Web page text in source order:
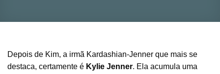
Depois de Kim, a irmã Kardashian-Jenner que mais se
destaca, certamente é Kylie Jenner. Ela acumula uma